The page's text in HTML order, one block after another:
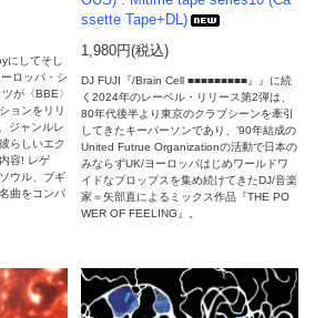
にしてそし
ロッパ・シ
が〈BBE〉
ョンをリリ
ジャンルレ
らしいエク
容! レゲ
ウル、ブギ
曲をコンパ
ssette Tape+DL)
1,980円(税込)
DJ FUJI『/Brain Cell ■■■■■■■■■』』に続
く2024年のレーベル・リリース第2弾は、
80年代後半より東京のクラブシーンを牽引
してきたキーパーソンであり、’90年結成の
United Futrue Organizationの活動で日本の
みならずUK/ヨーロッパはじめワールドワ
イドなプロップスを集め続けてきたDJ/音楽
家＝矢部直によるミックス作品『THE PO
WER OF FEELING』。